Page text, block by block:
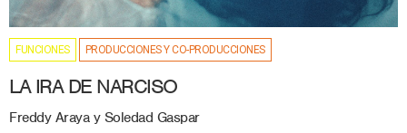
FUNCIONES PRODUCCIONES Y CO-PRODUCCIONES
LA IRA DE NARCISO
Freddy Araya y Soledad Gaspar